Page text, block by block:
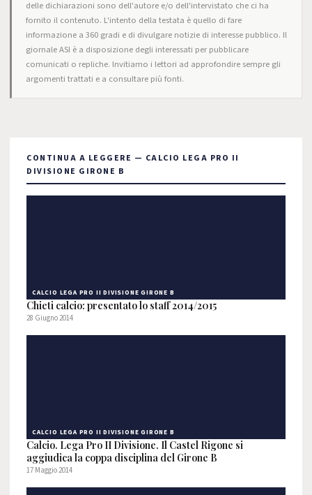
delle dichiarazioni sono dell'autore e/o dell'intervistato che ci ha
fornito il contenuto. L'intento della testata è quello di fare
informazione a 360 gradi e di divulgare notizie di interesse pubblico. Il
giornale ASI è a disposizione degli interessati per pubblicare
comunicati o repliche. Invitiamo i lettori ad approfondire sempre gli
argomenti trattati e a consultare più fonti.
CONTINUA A LEGGERE — CALCIO LEGA PRO II
DIVISIONE GIRONE B
CALCIO LEGA PRO II DIVISIONE GIRONE B
Chieti calcio: presentato lo staff 2014/2015
28 Giugno 2014
CALCIO LEGA PRO II DIVISIONE GIRONE B
Calcio. Lega Pro II Divisione. Il Castel Rigone si
aggiudica la coppa disciplina del Girone B
17 Maggio 2014